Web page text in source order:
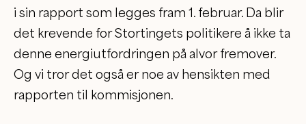
i sin rapport som legges fram 1. februar. Da blir
det krevende for Stortingets politikere å ikke ta
denne energiutfordringen på alvor fremover.
Og vi tror det også er noe av hensikten med
rapporten til kommisjonen.